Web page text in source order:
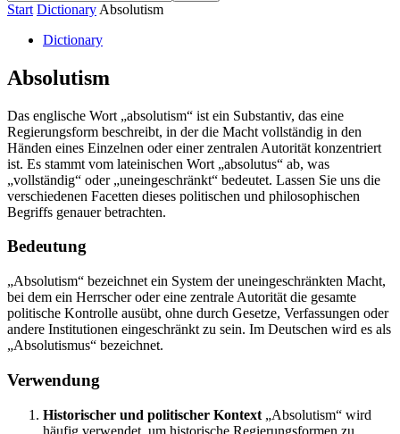
Start Dictionary Absolutism
Dictionary
Absolutism
Das englische Wort „absolutism“ ist ein Substantiv, das eine
Regierungsform beschreibt, in der die Macht vollständig in den
Händen eines Einzelnen oder einer zentralen Autorität konzentriert
ist. Es stammt vom lateinischen Wort „absolutus“ ab, was
„vollständig“ oder „uneingeschränkt“ bedeutet. Lassen Sie uns die
verschiedenen Facetten dieses politischen und philosophischen
Begriffs genauer betrachten.
Bedeutung
„Absolutism“ bezeichnet ein System der uneingeschränkten Macht,
bei dem ein Herrscher oder eine zentrale Autorität die gesamte
politische Kontrolle ausübt, ohne durch Gesetze, Verfassungen oder
andere Institutionen eingeschränkt zu sein. Im Deutschen wird es als
„Absolutismus“ bezeichnet.
Verwendung
Historischer und politischer Kontext „Absolutism“ wird
häufig verwendet, um historische Regierungsformen zu